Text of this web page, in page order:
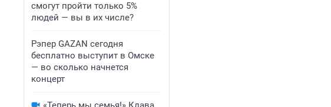
смогут пройти только 5%
людей — вы в их числе?
Рэпер GAZAN сегодня
бесплатно выступит в Омске
— во сколько начнется
концерт